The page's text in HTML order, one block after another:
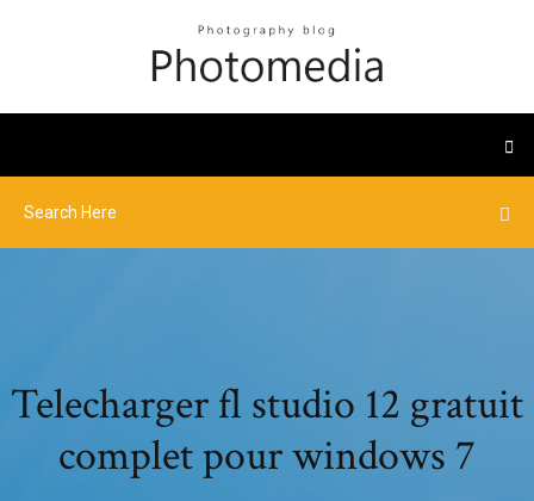
Telecharger fl studio 12 gratuit
complet pour windows 7